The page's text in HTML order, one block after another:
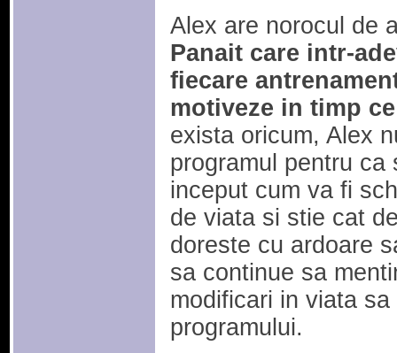
Alex are norocul de
Panait care intr-
fiecare
motiveze in timp
exista oricum, Alex
programul pentru ca
inceput cum va fi
de viata si stie cat
doreste cu ardoare
sa continue sa
modificari in viata
programului.